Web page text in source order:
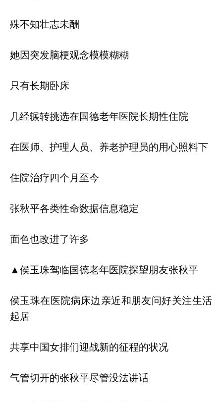
殊不知壮志未酬
她因突发脑梗观念模模糊糊
只有长期卧床
几经辗转挑选在国德老年医院长期性住院
在医师、护理人员、养老护理员的用心照料下
住院治疗四个月至今
张秋平各类性命数据信息稳定
面色也改进了许多
▲侯玉珠驾临国德老年医院探望朋友张秋平
侯玉珠在医院病床边亲近和朋友问好关注生活
起居
共享中国女排们迎战新的征程的状况
气管切开的张秋平尽管没法讲话